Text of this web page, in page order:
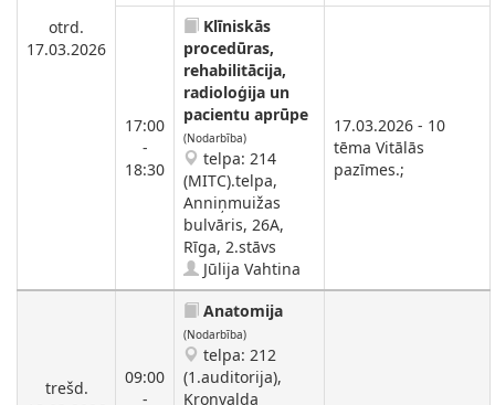
otrd.
17.03.2026
17:00
-
18:30
Klīniskās
procedūras,
rehabilitācija,
radioloģija un
pacientu aprūpe
(Nodarbība)
telpa: 214
(MITC).telpa,
Anniņmuižas
bulvāris, 26A,
Rīga, 2.stāvs
Jūlija Vahtina
17.03.2026 - 10
tēma Vitālās
pazīmes.;
trešd.
09:00
-
Anatomija
(Nodarbība)
telpa: 212
(1.auditorija),
Kronvalda